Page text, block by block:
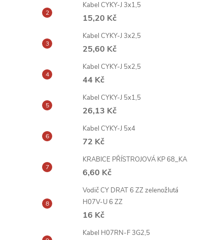
Kabel CYKY-J 3x1,5
15,20 Kč
Kabel CYKY-J 3x2,5
25,60 Kč
Kabel CYKY-J 5x2,5
44 Kč
Kabel CYKY-J 5x1,5
26,13 Kč
Kabel CYKY-J 5x4
72 Kč
KRABICE PŘÍSTROJOVÁ KP 68_KA
6,60 Kč
Vodič CY DRAT 6 ZZ zelenožlutá
H07V-U 6 ZZ
16 Kč
Kabel H07RN-F 3G2,5